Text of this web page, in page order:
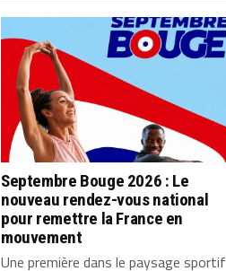
Septembre Bouge 2026 : Le
nouveau rendez-vous national
pour remettre la France en
mouvement
Une première dans le paysage sportif